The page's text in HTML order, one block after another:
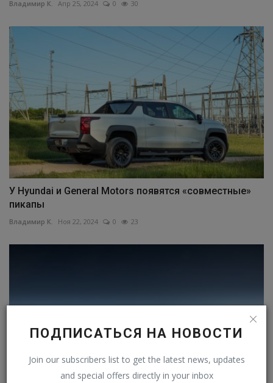
ПОДПИСАТЬСЯ НА НОВОСТИ
Join our subscribers list to get the latest news, updates
and special offers directly in your inbox
Владимир К. Апр 25, 2024 0 30
У Hyundai и General Motors появятся «совместные»
пикапы
Владимир К. Ноя 22, 2024 0 23